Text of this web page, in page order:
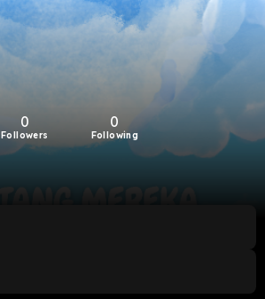
0
Followers
0
Following